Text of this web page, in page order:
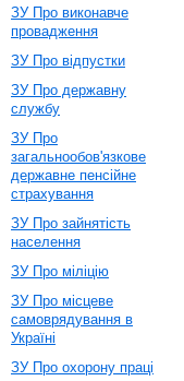
ЗУ Про виконавче
провадження
ЗУ Про відпустки
ЗУ Про державну
службу
ЗУ Про
загальнообов'язкове
державне пенсійне
страхування
ЗУ Про зайнятість
населення
ЗУ Про міліцію
ЗУ Про місцеве
самоврядування в
Україні
ЗУ Про охорону праці